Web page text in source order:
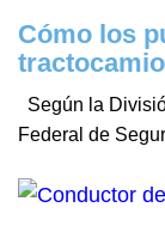
Cómo los
Según la
Federal de